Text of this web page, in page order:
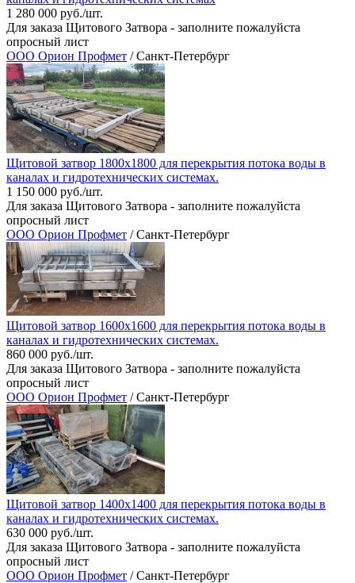
1 280 000 руб./шт.
Для заказа Щитового Затвора - заполните пожалуйста
опросный лист
ООО Орион Профмет / Санкт-Петербург
Щитовой затвор 1800х1800 для перекрытия потока воды в
каналах и гидротехнических системах.
1 150 000 руб./шт.
Для заказа Щитового Затвора - заполните пожалуйста
опросный лист
ООО Орион Профмет / Санкт-Петербург
Щитовой затвор 1600х1600 для перекрытия потока воды в
каналах и гидротехнических системах.
860 000 руб./шт.
Для заказа Щитового Затвора - заполните пожалуйста
опросный лист
ООО Орион Профмет / Санкт-Петербург
Щитовой затвор 1400х1400 для перекрытия потока воды в
каналах и гидротехнических системах.
630 000 руб./шт.
Для заказа Щитового Затвора - заполните пожалуйста
опросный лист
ООО Орион Профмет / Санкт-Петербург